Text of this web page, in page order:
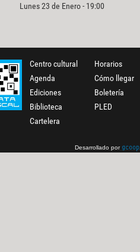
Lunes 23 de Enero - 19:00
Centro cultural
Agenda
Ediciones
Biblioteca
Cartelera
Horarios
Cómo llegar
Boletería
PLED
Desarrollado por gcoop